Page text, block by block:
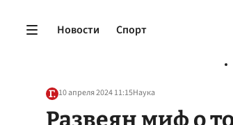
Новости Спорт
10 апреля 2024 11:15Наука
Развеян миф о